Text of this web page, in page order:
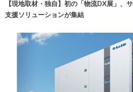
【現地取材・独自】初の「物流DX展」、
支援ソリューションが集結